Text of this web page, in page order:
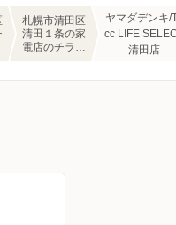
札幌市清田区
清田１条の家
電店のチラシ
ヤマダデンキ/
cc LIFE
清田店